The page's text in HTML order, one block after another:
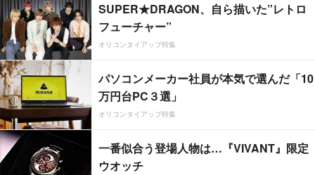
SUPER★DRAGON、自ら描いた”レトロ
フューチャー”
オリコンタイアップ特集
パソコンメーカー社員が本気で選んだ「10
万円台PC３選」
オリコンタイアップ特集
一番似合う登場人物は…『VIVANT』限定
ウオッチ